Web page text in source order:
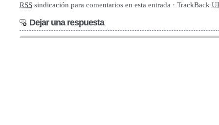
RSS sindicación para comentarios en esta entrada · TrackBack
Dejar una respuesta